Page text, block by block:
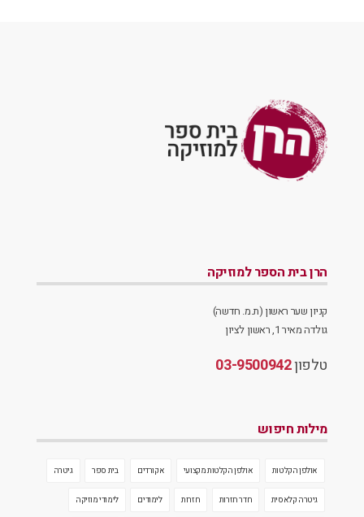
הרן בית הספר למוזיקה
קניון שער ראשון (ת.מ. חדשה)
גולדה מאיר 1, ראשון לציון
טלפון03-9500942
מילות חיפוש
אולפן הקלטות אולפן הקלטות מקצועי אקורדים בית ספר גיטרה
גיטרה קלאסית חדר חזרות חזרות לימודים לימודי מוזיקה